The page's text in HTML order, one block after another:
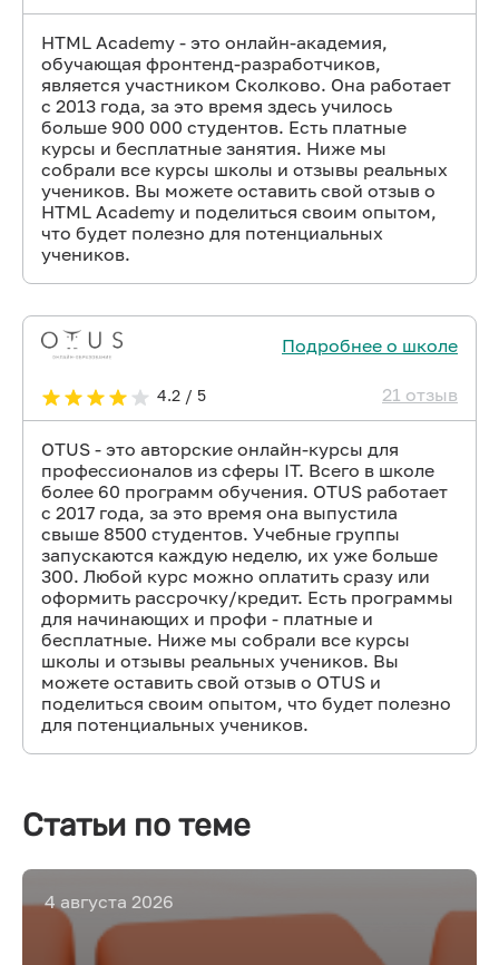
HTML Academy - это онлайн-академия,
обучающая фронтенд-разработчиков,
является участником Сколково. Она работает
с 2013 года, за это время здесь училось
больше 900 000 студентов. Есть платные
курсы и бесплатные занятия. Ниже мы
собрали все курсы школы и отзывы реальных
учеников. Вы можете оставить свой отзыв о
HTML Academy и поделиться своим опытом,
что будет полезно для потенциальных
учеников.
Подробнее о школе
4.2 / 5 21 отзыв
OTUS - это авторские онлайн-курсы для
профессионалов из сферы IT. Всего в школе
более 60 программ обучения. OTUS работает
с 2017 года, за это время она выпустила
свыше 8500 студентов. Учебные группы
запускаются каждую неделю, их уже больше
300. Любой курс можно оплатить сразу или
оформить рассрочку/кредит. Есть программы
для начинающих и профи - платные и
бесплатные. Ниже мы собрали все курсы
школы и отзывы реальных учеников. Вы
можете оставить свой отзыв о OTUS и
поделиться своим опытом, что будет полезно
для потенциальных учеников.
Статьи по теме
4 августа 2026